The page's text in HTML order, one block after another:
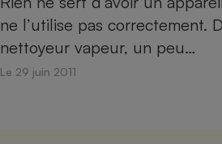
ne l’utilise pas correctement.
nettoyeur vapeur, un peu…
Le 29 juin 2011